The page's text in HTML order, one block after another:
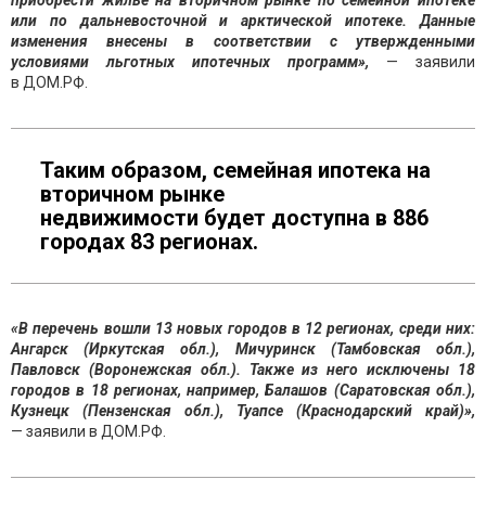
или по дальневосточной и арктической ипотеке. Данные
изменения внесены в соответствии с утвержденными
условиями льготных ипотечных программ», — заявили
в ДОМ.РФ.
Таким образом, семейная ипотека на
вторичном рынке
недвижимости будет доступна в 886
городах 83 регионах.
«В перечень вошли 13 новых городов в 12 регионах, среди них:
Ангарск (Иркутская обл.), Мичуринск (Тамбовская обл.),
Павловск (Воронежская обл.). Также из него исключены 18
городов в 18 регионах, например, Балашов (Саратовская обл.),
Кузнецк (Пензенская обл.), Туапсе (Краснодарский край)»,
— заявили в ДОМ.РФ.